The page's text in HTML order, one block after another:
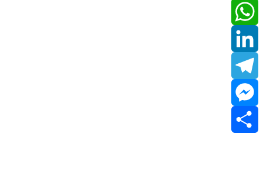
Email
WhatsApp
LinkedIn
Telegram
Messenger